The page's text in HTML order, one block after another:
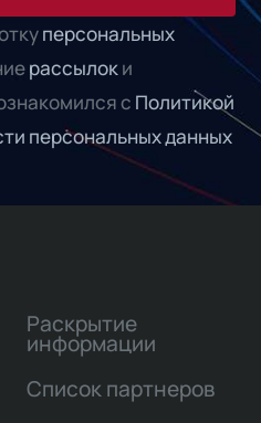
персональных
рассылоки
с Политикой
персональных данных
Раскрытие
информации
Список партнеров